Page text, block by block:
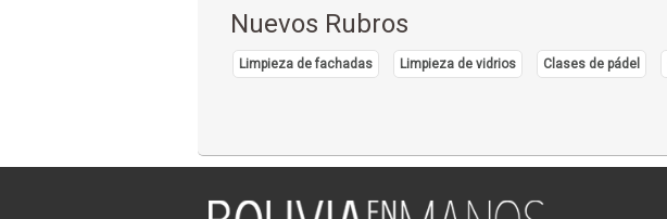
Nuevos Rubros
Limpieza de fachadas Limpieza de vidrios Clases de pádel